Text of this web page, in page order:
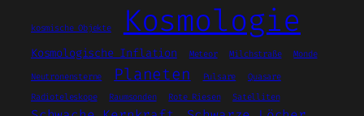
kosmische Objekte Kosmologie
Kosmologische Inflation Meteor Milchstraße
Monde
Neutronensterne
Planeten Pulsare
Quasare
Radioteleskope
Raumsonden Rote Riesen Satelliten